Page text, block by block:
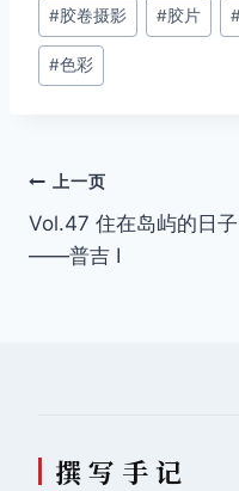
标
签：
#胶卷摄影 #胶片
#色彩
文
章
上一页
Vol.47 住在岛屿的日子
——普吉 I
撰 写 手 记